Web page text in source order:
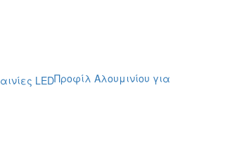
Προφίλ Αλουμινίου για